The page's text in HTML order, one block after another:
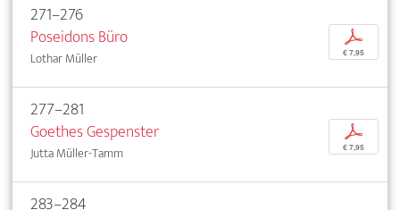
271–276
Poseidons Büro
Lothar Müller
p
€ 7,95
277–281
Goethes Gespenster
Jutta Müller-Tamm
p
€ 7,95